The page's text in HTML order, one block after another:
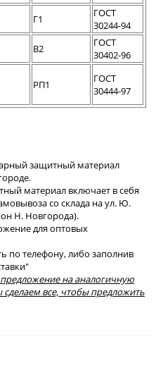
Г1
ГОСТ
30244-94
В2
ГОСТ
30402-96
РП1
ГОСТ
30444-97
защитный материал
материал включает в себя
со склада на ул. Ю.
Н. Новгорода).
для оптовых
телефону, либо заполнив
предложение на аналогичную
все, чтобы предложить